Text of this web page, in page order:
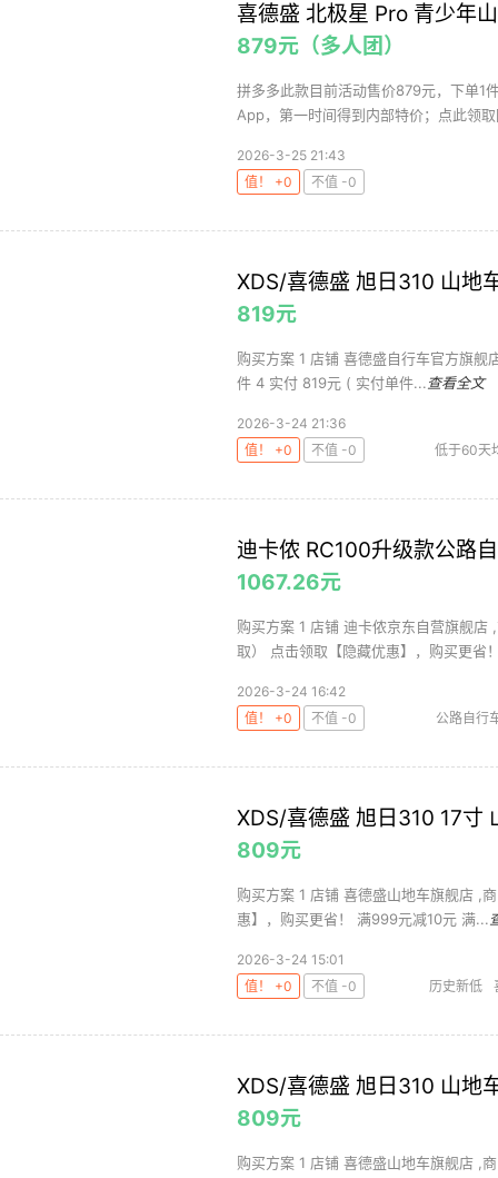
喜德盛 北极星 Pro 青少年
879元（多人团）
拼多多此款目前活动售价879元，下单1
App，第一时间得到内部特价；点此领
2026-3-25 21:43
值！ +0
不值 -0
XDS/喜德盛 旭日310 山地
819元
购买方案 1 店铺 喜德盛自行车官方旗
件 4 实付 819元 ( 实付单件... 查看全文
2026-3-24 21:36
值！ +0
不值 -0
低于60天
迪卡侬 RC100升级款公路
1067.26元
购买方案 1 店铺 迪卡侬京东自营旗舰
取） 点击领取【隐藏优惠】，购买更省
2026-3-24 16:42
值！ +0
不值 -0
公路自行
XDS/喜德盛 旭日310 17寸
809元
购买方案 1 店铺 喜德盛山地车旗舰店 ,
惠】，购买更省！ 满999元减10元 满...
2026-3-24 15:01
值！ +0
不值 -0 历史新低
XDS/喜德盛 旭日310 山地
809元
购买方案 1 店铺 喜德盛山地车旗舰店 ,